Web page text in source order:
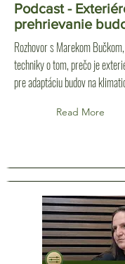
Podcast -
prehrievanie
Rozhovor s Marekom
techniky o tom, prečo je
pre adaptáciu budov na
Read More